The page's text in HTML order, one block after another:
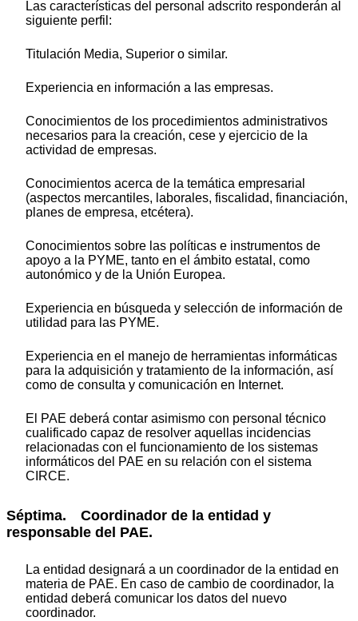
Las características del personal adscrito responderán al
siguiente perfil:
Titulación Media, Superior o similar.
Experiencia en información a las empresas.
Conocimientos de los procedimientos administrativos
necesarios para la creación, cese y ejercicio de la
actividad de empresas.
Conocimientos acerca de la temática empresarial
(aspectos mercantiles, laborales, fiscalidad, financiación,
planes de empresa, etcétera).
Conocimientos sobre las políticas e instrumentos de
apoyo a la PYME, tanto en el ámbito estatal, como
autonómico y de la Unión Europea.
Experiencia en búsqueda y selección de información de
utilidad para las PYME.
Experiencia en el manejo de herramientas informáticas
para la adquisición y tratamiento de la información, así
como de consulta y comunicación en Internet.
El PAE deberá contar asimismo con personal técnico
cualificado capaz de resolver aquellas incidencias
relacionadas con el funcionamiento de los sistemas
informáticos del PAE en su relación con el sistema
CIRCE.
Séptima. Coordinador de la entidad y
responsable del PAE.
La entidad designará a un coordinador de la entidad en
materia de PAE. En caso de cambio de coordinador, la
entidad deberá comunicar los datos del nuevo
coordinador.